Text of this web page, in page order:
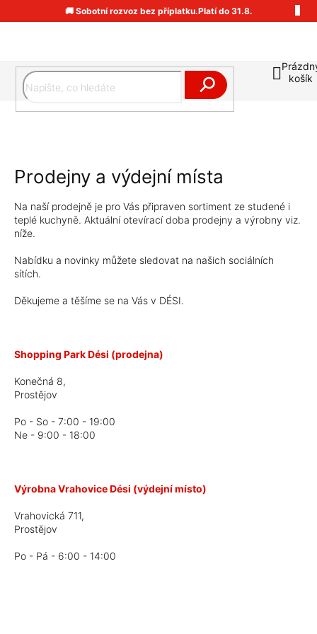
na
🚚 Sobotní rozvoz bez příplatku.Platí do 31.8.
košík
Prodejny a výdejní místa
Na naší prodejně je pro Vás připraven sortiment ze studené i
teplé kuchyně. Aktuální otevírací doba prodejny a výrobny viz.
níže.
Nabídku a novinky můžete sledovat na našich sociálních
sítích.
Děkujeme a těšíme se na Vás v DÉSI.
Shopping Park Dési (prodejna)
Konečná 8,
Prostějov
Po - So - 7:00 - 19:00
Ne - 9:00 - 18:00
Výrobna Vrahovice Dési (výdejní místo)
Vrahovická 711,
Prostějov
Po - Pá - 6:00 - 14:00